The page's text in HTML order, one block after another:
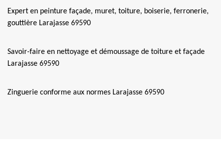
Expert en peinture façade, muret, toiture, boiserie, ferronerie,
gouttière Larajasse 69590
Savoir-faire en nettoyage et démoussage de toiture et façade
Larajasse 69590
Zinguerie conforme aux normes Larajasse 69590